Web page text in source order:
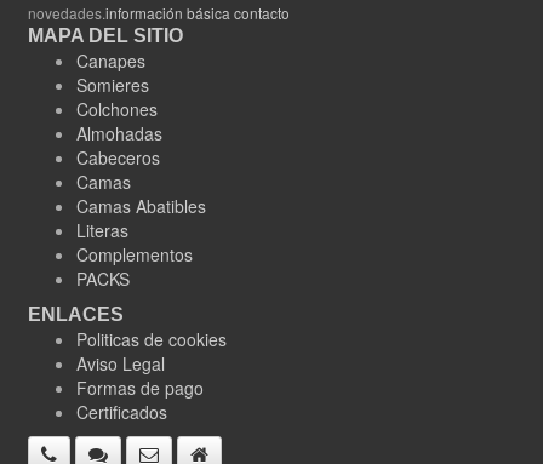
novedades.información básica contacto
MAPA DEL SITIO
Canapes
Somieres
Colchones
Almohadas
Cabeceros
Camas
Camas Abatibles
Literas
Complementos
PACKS
ENLACES
Politicas de cookies
Aviso Legal
Formas de pago
Certificados